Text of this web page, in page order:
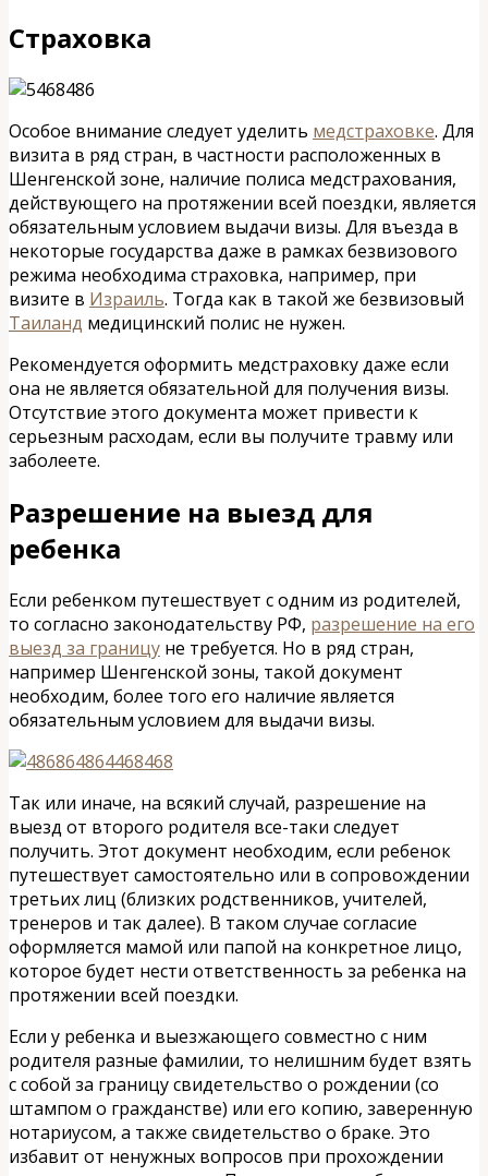
Страховка
Особое внимание следует уделить медстраховке. Для
визита в ряд стран, в частности расположенных в
Шенгенской зоне, наличие полиса медстрахования,
действующего на протяжении всей поездки, является
обязательным условием выдачи визы. Для въезда в
некоторые государства даже в рамках безвизового
режима необходима страховка, например, при
визите в Израиль. Тогда как в такой же безвизовый
Таиланд медицинский полис не нужен.
Рекомендуется оформить медстраховку даже если
она не является обязательной для получения визы.
Отсутствие этого документа может привести к
серьезным расходам, если вы получите травму или
заболеете.
Разрешение на выезд для
ребенка
Если ребенком путешествует с одним из родителей,
то согласно законодательству РФ, разрешение на его
выезд за границу не требуется. Но в ряд стран,
например Шенгенской зоны, такой документ
необходим, более того его наличие является
обязательным условием для выдачи визы.
Так или иначе, на всякий случай, разрешение на
выезд от второго родителя все-таки следует
получить. Этот документ необходим, если ребенок
путешествует самостоятельно или в сопровождении
третьих лиц (близких родственников, учителей,
тренеров и так далее). В таком случае согласие
оформляется мамой или папой на конкретное лицо,
которое будет нести ответственность за ребенка на
протяжении всей поездки.
Если у ребенка и выезжающего совместно с ним
родителя разные фамилии, то нелишним будет взять
с собой за границу свидетельство о рождении (со
штампом о гражданстве) или его копию, заверенную
нотариусом, а также свидетельство о браке. Это
избавит от ненужных вопросов при прохождении